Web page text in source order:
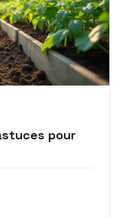
pour